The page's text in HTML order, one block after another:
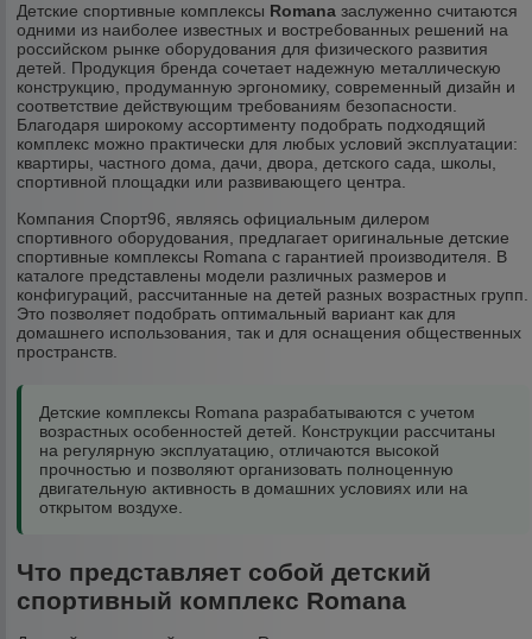
Детские спортивные комплексы Romana заслуженно считаются
одними из наиболее известных и востребованных решений на
российском рынке оборудования для физического развития
детей. Продукция бренда сочетает надежную металлическую
конструкцию, продуманную эргономику, современный дизайн и
соответствие действующим требованиям безопасности.
Благодаря широкому ассортименту подобрать подходящий
комплекс можно практически для любых условий эксплуатации:
квартиры, частного дома, дачи, двора, детского сада, школы,
спортивной площадки или развивающего центра.
Компания Спорт96, являясь официальным дилером
спортивного оборудования, предлагает оригинальные детские
спортивные комплексы Romana с гарантией производителя. В
каталоге представлены модели различных размеров и
конфигураций, рассчитанные на детей разных возрастных групп.
Это позволяет подобрать оптимальный вариант как для
домашнего использования, так и для оснащения общественных
пространств.
Детские комплексы Romana разрабатываются с учетом
возрастных особенностей детей. Конструкции рассчитаны
на регулярную эксплуатацию, отличаются высокой
прочностью и позволяют организовать полноценную
двигательную активность в домашних условиях или на
открытом воздухе.
Что представляет собой детский
спортивный комплекс Romana